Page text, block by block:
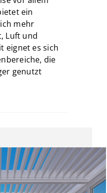
ein
mehr
Luft und
eignet es sich
die
genutzt